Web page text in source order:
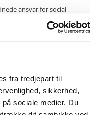
fra tredjepart til
sikkerhed,
sociale medier. Du
ansvar for social-,
Socialstyrelsen
på hele det
og har ansvaret
Under Økonomi- og
er klageinstans på
cirka 50.000